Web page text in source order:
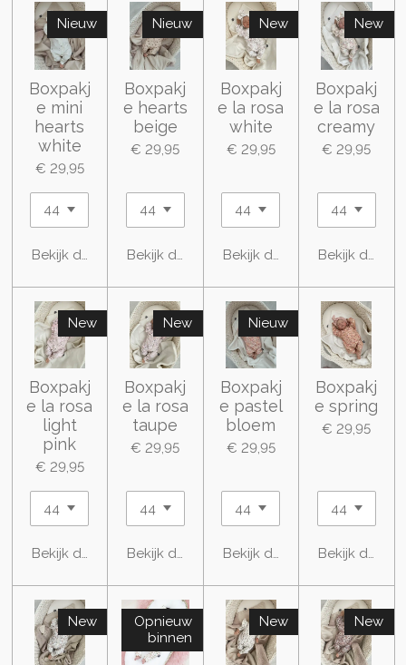
Nieuw
Boxpakj
e mini
hearts
white
€ 29,95
Bekijk details
Nieuw
Boxpakj
e hearts
beige
€ 29,95
Bekijk details
New
Boxpakj
e la rosa
white
€ 29,95
Bekijk details
New
Boxpakj
e la rosa
creamy
€ 29,95
Bekijk details
New
Boxpakj
e la rosa
light
pink
€ 29,95
Bekijk details
New
Boxpakj
e la rosa
taupe
€ 29,95
Bekijk details
Nieuw
Boxpakj
e pastel
bloem
€ 29,95
Bekijk details
Boxpakj
e spring
€ 29,95
Bekijk details
New
Opnieuw
binnen
New New